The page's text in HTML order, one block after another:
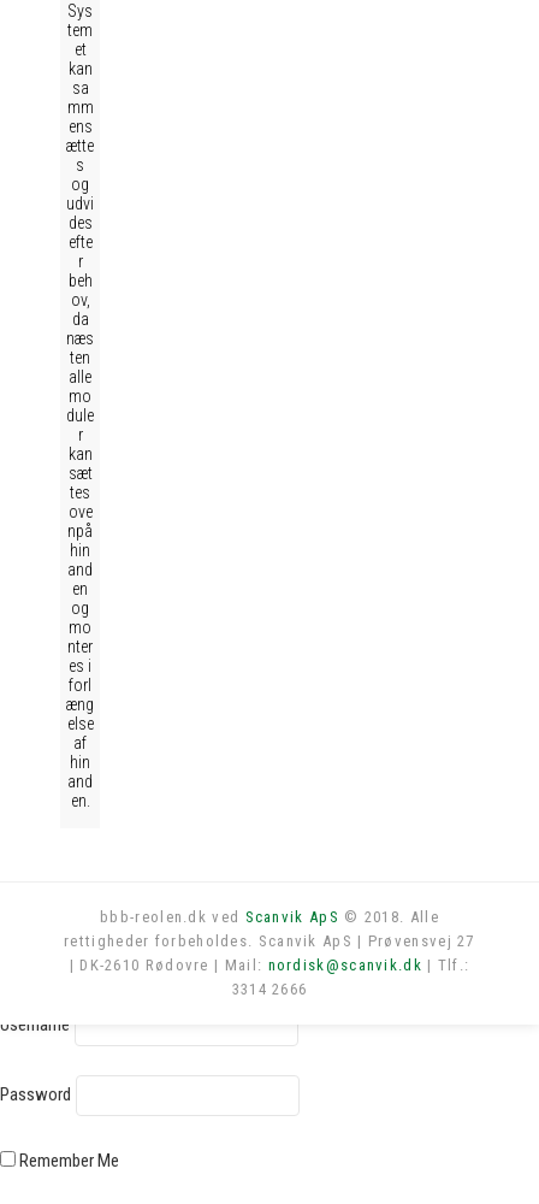
Sys
tem
et
kan
sa
mm
ens
ætte
s
og
udvi
des
efte
r
beh
ov,
da
næs
ten
alle
mo
dule
r
kan
sæt
tes
ove
npå
hin
and
en
og
mo
nter
es i
forl
æng
else
af
hin
and
en.
bbb-reolen.dk ved Scanvik ApS © 2018. Alle
rettigheder forbeholdes. Scanvik ApS | Prøvensvej 27
| DK-2610 Rødovre | Mail: nordisk@scanvik.dk | Tlf.:
3314 2666
Log in
Username
Password
Remember Me